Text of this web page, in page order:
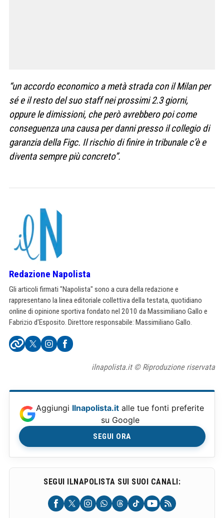
“un accordo economico a metà strada con il Milan per
sé e il resto del suo staff nei prossimi 2.3 giorni,
oppure le dimissioni, che però avrebbero poi come
conseguenza una causa per danni presso il collegio di
garanzia della Figc. Il rischio di finire in tribunale c’è e
diventa sempre più concreto”.
Redazione Napolista
Gli articoli firmati "Napolista" sono a cura della redazione e
rappresentano la linea editoriale collettiva della testata, quotidiano
online di opinione sportiva fondato nel 2010 da Massimiliano Gallo e
Fabrizio d'Esposito. Direttore responsabile: Massimiliano Gallo.
ilnapolista.it © Riproduzione riservata
Aggiungi Ilnapolista.it alle tue fonti preferite
su Google
SEGUI ORA
SEGUI ILNAPOLISTA SUI SUOI CANALI: